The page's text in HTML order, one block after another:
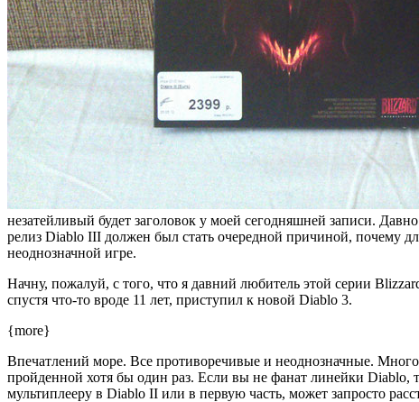
незатейливый будет заголовок у моей сегодняшней записи.
релиз Diablo III должен был стать очередной причиной, почему
неоднозначной игре.
Начну, пожалуй, с того, что я давний любитель этой серии
спустя что-то вроде 11 лет, приступил к новой Diablo 3.
{more}
Впечатлений море. Все противоречивые и неоднозначные.
пройденной хотя бы один раз. Если вы не фанат линейки Diablo,
мультиплееру в Diablo II или в первую часть, может запросто